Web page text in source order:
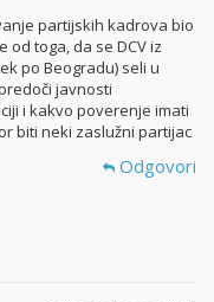
partijskih kadrova bio
od toga, da se DCV iz
po Beogradu) seli u
javnosti
i kakvo poverenje imati
biti neki zaslužni partijac
Odgovori